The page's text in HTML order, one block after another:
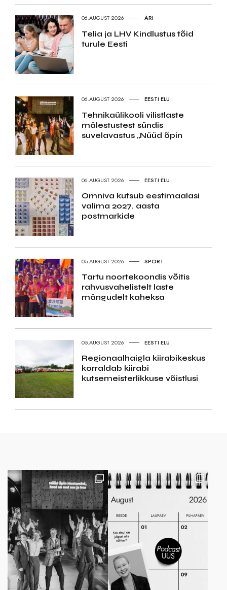
06.AUGUST 2026 ÄRI
Telia ja LHV Kindlustus tõid
turule Eesti
06.AUGUST 2026 EESTI ELU
Tehnikaülikooli vilistlaste
mälestustest sündis
suvelavastus „Nüüd õpin
06.AUGUST 2026 EESTI ELU
Omniva kutsub eestimaalasi
valima 2027. aasta
postmarkide
05.AUGUST 2026 SPORT
Tartu noortekoondis võitis
rahvusvahelistelt laste
mängudelt kaheksa
05.AUGUST 2026 EESTI ELU
Regionaalhaigla kiirabikeskus
korraldab kiirabi
kutsemeisterlikkuse võistlusi